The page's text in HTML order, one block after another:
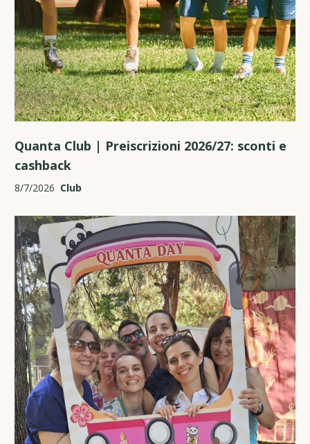
Quanta Club | Preiscrizioni 2026/27: sconti e
cashback
8/7/2026 Club